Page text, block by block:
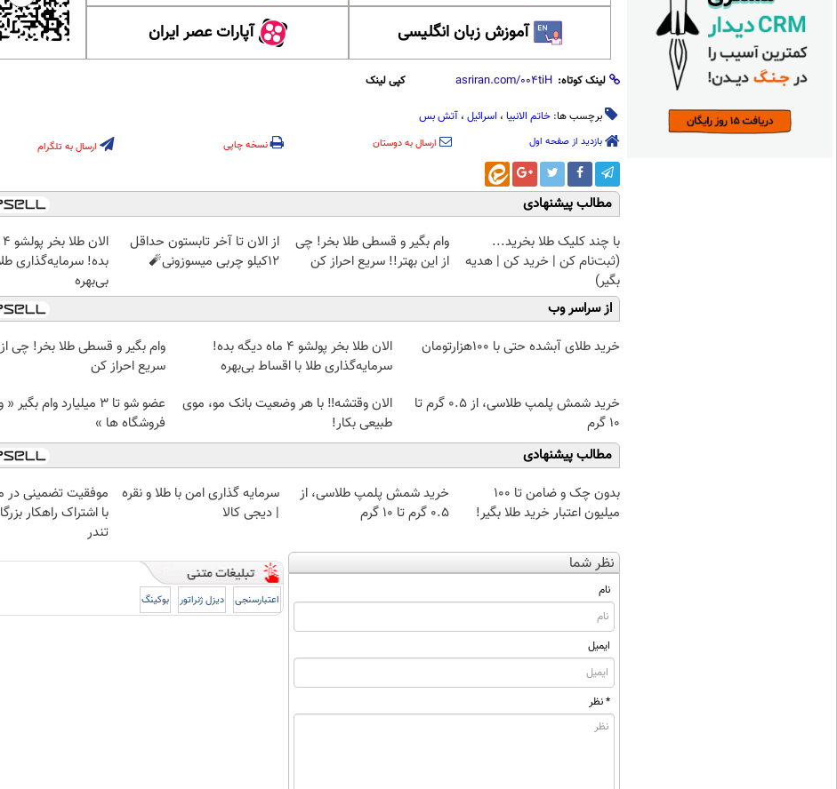
آموزش زبان انگلیسی آپارات عصر ایران
لینک کوتاه: کپی لینک
برچسب ها: خاتم الانبیا ، اسرائیل ، آتش بس
بازدید از صفحه اول ارسال به دوستان نسخه چاپی ارسال به تلگرام
مطالب پیشنهادی
با چند کلیک طلا بخرید...
(ثبت‌نام کن | خرید کن | هدیه
بگیر)
وام بگیر و قسطی طلا بخر! چی
از این بهتر!! سریع احراز کن
از الان تا آخر تابستون حداقل
12کیلو چربی میسوزونی🧨
بده! سرمایه‌گذاری
بی‌بهره
از سراسر وب
خرید طلای آبشده حتی با ۱۰۰هزارتومان
الان طلا بخر پولشو 4 ماه دیگه بده!
سرمایه‌گذاری طلا با اقساط بی‌بهره
وام بگیر و قسطی طلا بخر! چی
سریع احراز کن
خرید شمش پلمپ طلاسی، از ۰.۵ گرم تا
۱۰ گرم
الان وقتشه‼️ با هر وضعیت بانک مو، موی
طبیعی بکار!
عضو شو تا 3 میلیارد وام بگیر
فروشگاه ها »
مطالب پیشنهادی
بدون چک و ضامن تا 100
میلیون اعتبار خرید طلا بگیر!
خرید شمش پلمپ طلاسی، از
۰.۵ گرم تا ۱۰ گرم
سرمایه گذاری امن با طلا و نقره
| دیجی کالا
موفقیت تضمینی در
با اشتراک راهکار
تندر
نظر شما
نام
ایمیل
* نظر
اعتبارسنجی دیزل ژنراتور بوکینگ